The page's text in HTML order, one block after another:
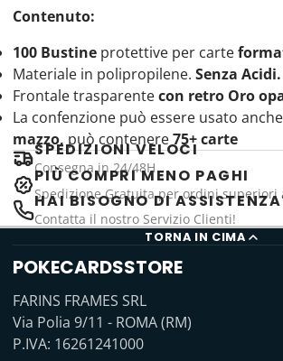
Contenuto:
100 Bustine protettive per carte
Materiale in polipropilene.Senza Acidi.
Frontale trasparentecon retro Oro
La confenzione può essere usato
mazzo,può contenere75+ carte
SPEDIZIONI VELOCI
Consegna in 24/48H
PIÙ COMPRI MENO PAGHI
Spedizione Gratuita per ordini superiori
HAI BISOGNO DI
Contatta il nostro Servizio Clienti!
TORNA IN CIMA
POKECARDSSTORE
FARINS FRAMES SRL
Via Polia 9/11 - ROMA (RM)
P.IVA: 16261241000